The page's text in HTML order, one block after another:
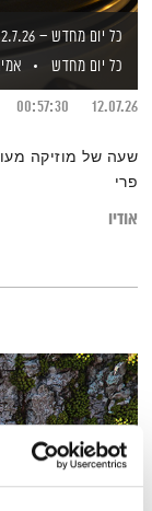
כל יום מחדש – 12.7.26
כל יום מחדש
12.07.26
00:57:30
שעה של מוזיקה
פרי
אודיו